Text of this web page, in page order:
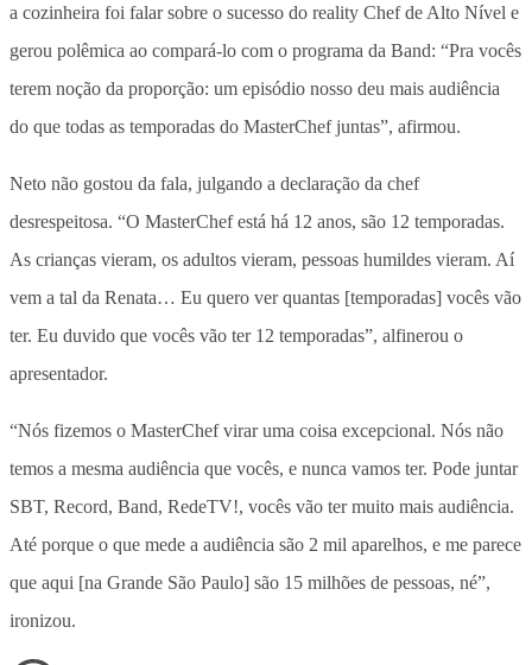
a cozinheira foi falar sobre o sucesso do reality Chef de Alto Nível e
gerou polêmica ao compará-lo com o programa da Band: “Pra vocês
terem noção da proporção: um episódio nosso deu mais audiência
do que todas as temporadas do MasterChef juntas”, afirmou.
Neto não gostou da fala, julgando a declaração da chef
desrespeitosa. “O MasterChef está há 12 anos, são 12 temporadas.
As crianças vieram, os adultos vieram, pessoas humildes vieram. Aí
vem a tal da Renata… Eu quero ver quantas [temporadas] vocês vão
ter. Eu duvido que vocês vão ter 12 temporadas”, alfinerou o
apresentador.
“Nós fizemos o MasterChef virar uma coisa excepcional. Nós não
temos a mesma audiência que vocês, e nunca vamos ter. Pode juntar
SBT, Record, Band, RedeTV!, vocês vão ter muito mais audiência.
Até porque o que mede a audiência são 2 mil aparelhos, e me parece
que aqui [na Grande São Paulo] são 15 milhões de pessoas, né”,
ironizou.